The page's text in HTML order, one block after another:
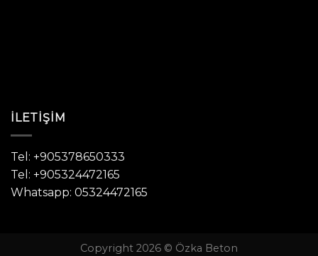
İLETIŞIM
Tel: +905378650333
Tel: +905324472165
Whatsapp: 05324472165
Copyright 2026 © Özka Beton